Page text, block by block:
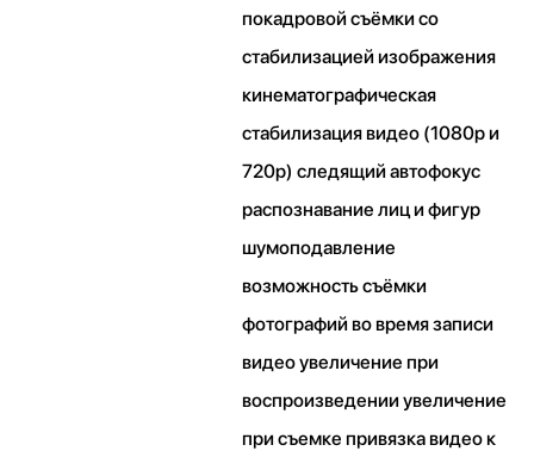
покадровой съёмки со
стабилизацией изображения
кинематографическая
стабилизация видео (1080p и
720p) следящий автофокус
распознавание лиц и фигур
шумоподавление
возможность съёмки
фотографий во время записи
видео увеличение при
воспроизведении увеличение
при съемке привязка видео к